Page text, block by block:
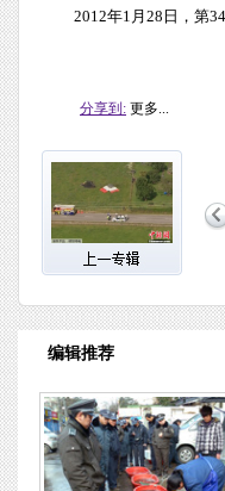
2012年1月28日，第
分享到: 更多...
编辑推荐